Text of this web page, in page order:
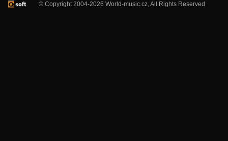
© Copyright 2004-2026 World-music.cz, All Rights Reserved